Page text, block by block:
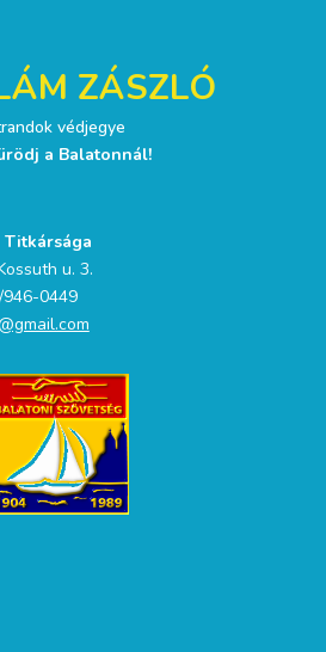
ZÁSZLÓ
védjegye
a Balatonnál!
Titkársága
u. 3.
0449